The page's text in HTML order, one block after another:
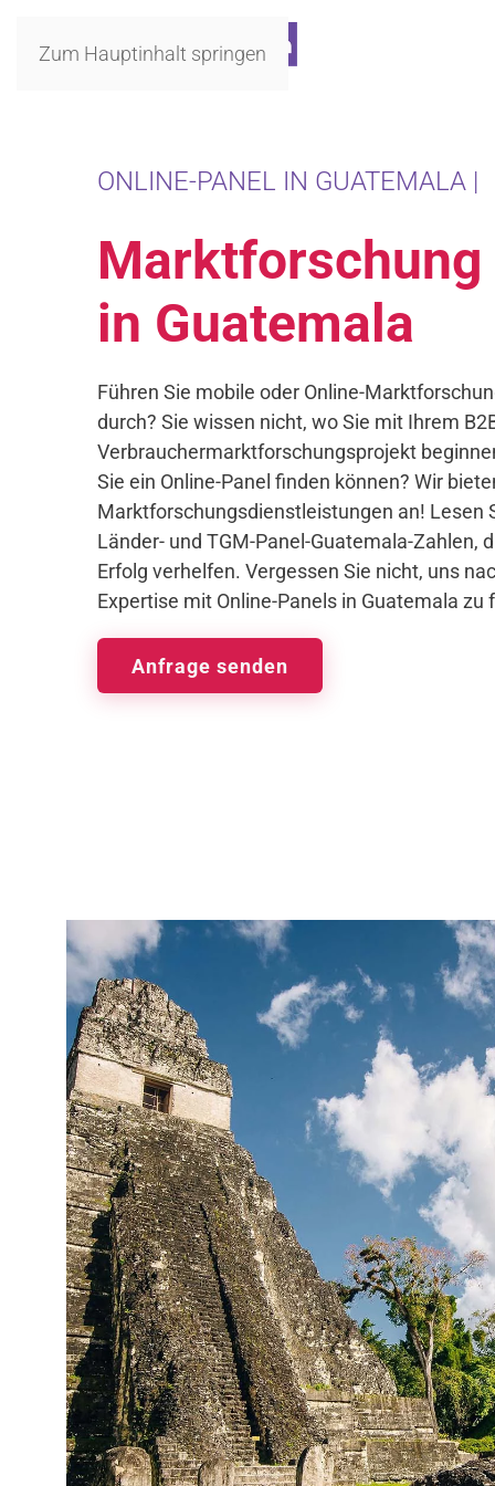
Zum Hauptinhalt springen
ONLINE-PANEL IN GUATEMALA |
Marktforschung
in Guatemala
Führen Sie mobile oder Online-
durch? Sie wissen nicht, wo Sie mit Ihrem
Verbrauchermarktforschungsprojekt
Sie ein Online-Panel finden können? Wir
Marktforschungsdienstleistungen an! Lesen
Länder- und TGM-Panel-Guatemala-Zahlen,
Erfolg verhelfen. Vergessen Sie nicht, uns
Expertise mit Online-Panels in Guatemala zu
Anfrage senden